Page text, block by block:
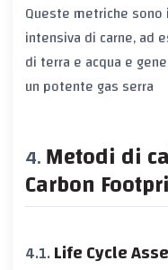
Queste metriche
intensiva di carne, ad
di terra e acqua e
un potente gas serra
Metodi di
Carbon
Life Cycle